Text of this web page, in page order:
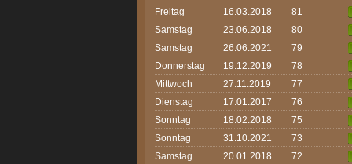
Freitag
16.03.2018
81
Samstag
23.06.2018
80
Samstag
26.06.2021
79
Donnerstag
19.12.2019
78
Mittwoch
27.11.2019
77
Dienstag
17.01.2017
76
Sonntag
18.02.2018
75
Sonntag
31.10.2021
73
Samstag
20.01.2018
72